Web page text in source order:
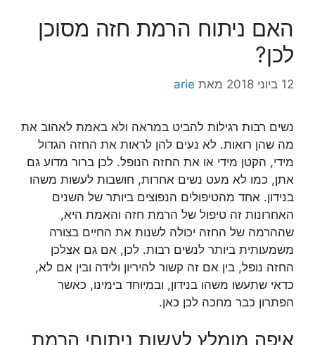
האם ניתוח הרמת חזה מסוכן
לכן?
12 ביוני 2018 מאת arie
נשים רבות רגילות להביט במראה ולא באמת לאהוב את
מה שהן רואות. לא נעים להן לראות את החזה הגדול
מידי, הקטן מידי או את החזה הנופל. לכן ברור מדוע גם
אתן, כמו לא מעט נשים אחרות, חושבות לעשות משהו
בנידון. אחד מהטיפולים הנפוצים ביותר של השנים
האחרונות זה טיפול של הרמת חזה והאמת היא,
שההרמה של החזה יכולה לשנות את החיים בצורה
משמעותית ביותר לנשים רבות. לכן, אם גם אצלכן
החזה נופל, בין אם זה קשור להיריון ולידה ובין אם לא,
כדאי שתעשו משהו בנידון, ובמיוחד בימינו, כאשר
הפתרון כבר מחכה לכן כאן.
איפה מומלץ לעשות ניתוחי הרמת